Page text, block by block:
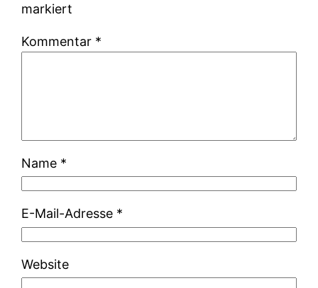
markiert
Kommentar *
Name *
E-Mail-Adresse *
Website